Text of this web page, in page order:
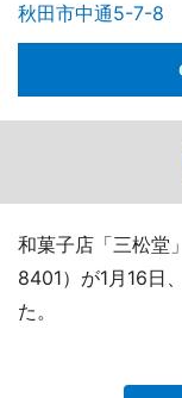
秋田市中通5-7-8
和菓子店「三松堂
8401）が1月16日
た。